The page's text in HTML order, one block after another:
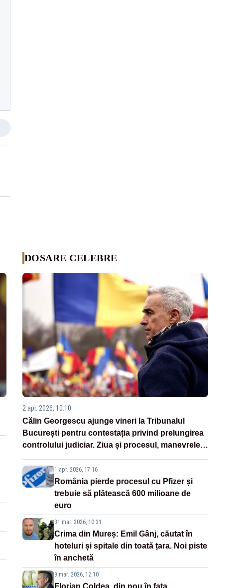
DOSARE CELEBRE
2 apr. 2026, 10:10
Călin Georgescu ajunge vineri la Tribunalul
București pentru contestația privind prelungirea
controlului judiciar. Ziua și procesul, manevrele
1 apr. 2026, 17:16
România pierde procesul cu Pfizer și
trebuie să plătească 600 milioane de
euro
31 mar. 2026, 10:31
Crima din Mureș: Emil Gânj, căutat în
hoteluri și spitale din toată țara. Noi piste
în anchetă
9 mar. 2026, 12:10